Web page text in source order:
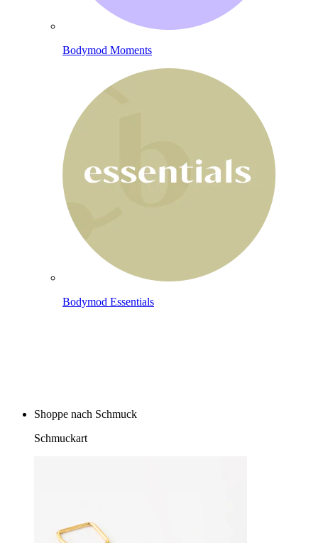
Bodymod Moments
Bodymod Essentials
Shoppe nach Schmuck
Schmuckart